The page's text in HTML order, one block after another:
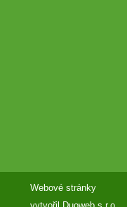
Webové stránky